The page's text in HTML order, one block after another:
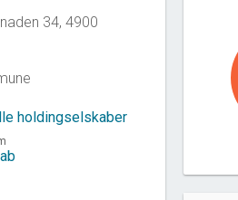
34, 4900
holdingselskaber